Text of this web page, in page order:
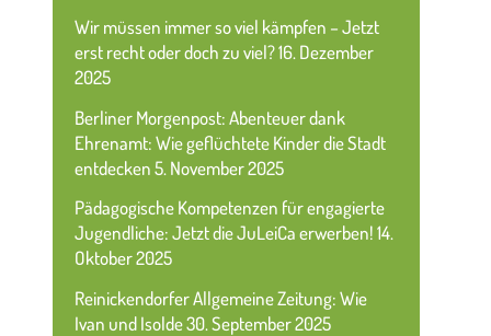
Wir müssen immer so viel kämpfen – Jetzt
erst recht oder doch zu viel?16. Dezember
2025
Berliner Morgenpost: Abenteuer dank
Ehrenamt: Wie geflüchtete Kinder die Stadt
entdecken5. November 2025
Pädagogische Kompetenzen für engagierte
Jugendliche: Jetzt die JuLeiCa erwerben!14.
Oktober 2025
Reinickendorfer Allgemeine Zeitung: Wie
Ivan und Isolde30. September 2025